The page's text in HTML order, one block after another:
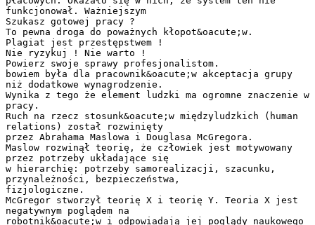
funkcjonował. Ważniejszym
Szukasz gotowej pracy ?
To pewna droga do poważnych kłopot&oacute;w.
Plagiat jest przestępstwem !
Nie ryzykuj ! Nie warto !
Powierz swoje sprawy profesjonalistom.
bowiem była dla pracownik&oacute;w akceptacja grupy
niż dodatkowe wynagrodzenie.
Wynika z tego że element ludzki ma ogromne znaczenie w
pracy.
Ruch na rzecz stosunk&oacute;w międzyludzkich (human
relations) został rozwinięty
przez Abrahama Maslowa i Douglasa McGregora.
Maslow rozwinął teorię, że człowiek jest motywowany
przez potrzeby układające się
w hierarchię: potrzeby samorealizacji, szacunku,
przynależności, bezpieczeństwa,
fizjologiczne.
McGregor stworzył teorię X i teorię Y. Teoria X jest
negatywnym poglądem na
robotnik&oacute;w i odpowiadają jej poglądy naukowego